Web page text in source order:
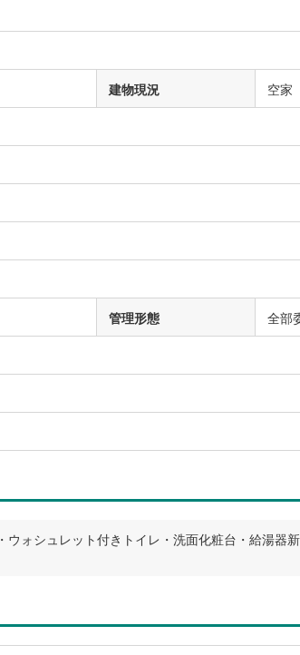
建物現況 空家
管理形態 全部
ォシュレット付きトイレ・洗面化粧台・給湯器